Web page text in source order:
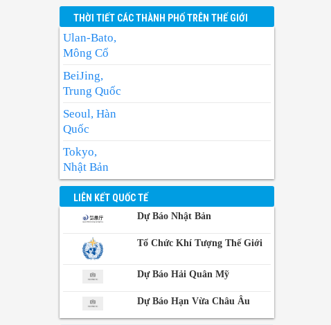
THỜI TIẾT CÁC THÀNH PHỐ TRÊN THẾ GIỚI
Ulan-Bato,
Mông Cổ
BeiJing,
Trung Quốc
Seoul, Hàn
Quốc
Tokyo,
Nhật Bản
BangKok,
Thái Lan
Philippin
Penh,
Campuchia
LIÊN KẾT QUỐC TẾ
Dự Báo Nhật Bản
Tổ Chức Khí Tượng Thế Giới
Dự Báo Hải Quân Mỹ
Dự Báo Hạn Vừa Châu Âu